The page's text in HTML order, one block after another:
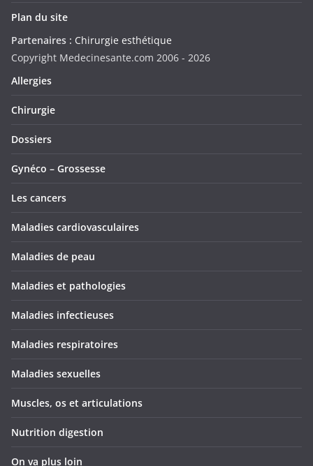
Plan du site
Partenaires : Chirurgie esthétique
Copyright Medecinesante.com 2006 - 2026
Allergies
Chirurgie
Dossiers
Gynéco – Grossesse
Les cancers
Maladies cardiovasculaires
Maladies de peau
Maladies et pathologies
Maladies infectieuses
Maladies respiratoires
Maladies sexuelles
Muscles, os et articulations
Nutrition digestion
On va plus loin